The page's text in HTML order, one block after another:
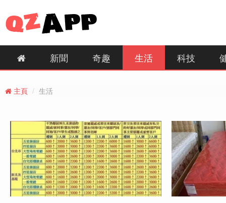
新聞 奇趣 生活 科技
主頁 生活